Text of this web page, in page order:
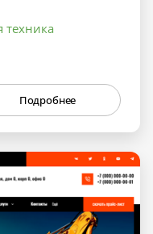
техника
Подробнее